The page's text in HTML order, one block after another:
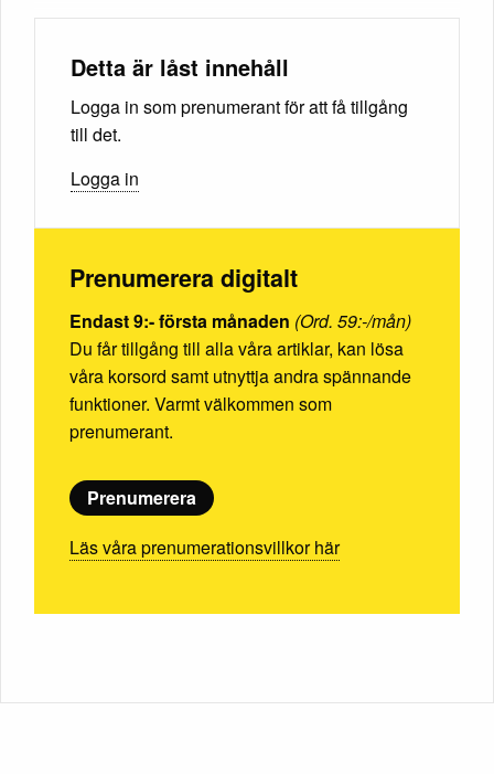
Detta är låst innehåll
Logga in som prenumerant för att få tillgång
till det.
Logga in
Prenumerera digitalt
Endast 9:- första månaden (Ord. 59:-/mån)
Du får tillgång till alla våra artiklar, kan lösa
våra korsord samt utnyttja andra spännande
funktioner. Varmt välkommen som
prenumerant.
Prenumerera
Läs våra prenumerationsvillkor här